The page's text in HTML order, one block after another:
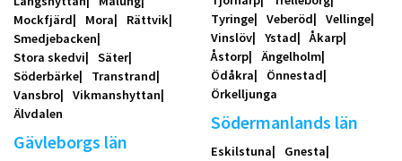
Mockfjärd
Mora
Rättvik
Smedjebacken
Stora skedvi
Säter
Söderbärke
Transtrand
Vansbro
Vikmanshyttan
Älvdalen
Gävleborgs län
Tyringe
Veberöd
Vellinge
Vinslöv
Ystad
Åkarp
Åstorp
Ängelholm
Ödåkra
Önnestad
Örkelljunga
Södermanlands län
Eskilstuna
Gnesta